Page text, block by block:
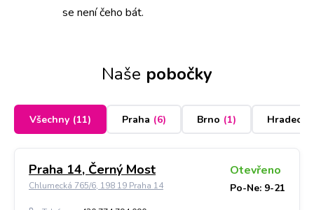
se není čeho bát.
Naše pobočky
Všechny (11) Praha (6) Brno (1) Hradec
Praha 14, Černý Most
Chlumecká 765/6, 198 19 Praha 14
Otevřeno
Po-Ne: 9-21